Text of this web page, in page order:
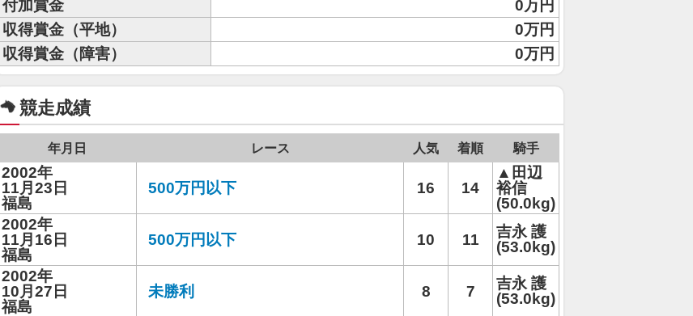
付加賞金
0万円
収得賞金（平地）
0万円
収得賞金（障害）
0万円
競走成績
年月日 レース 人気 着順 騎手
2002年
11月23日
福島
500万円以下 16 14
▲田辺
裕信
(50.0kg)
2002年
11月16日
福島
500万円以下 10 11
吉永 護
(53.0kg)
2002年
10月27日
福島
未勝利 8 7
吉永 護
(53.0kg)